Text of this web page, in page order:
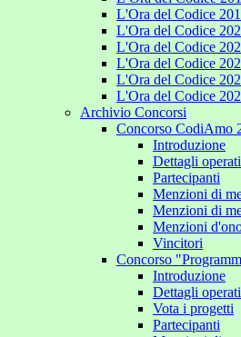
L'Ora del Codice
L'Ora del Codice
L'Ora del Codice
L'Ora del Codice
L'Ora del Codice
L'Ora del Codice
Archivio Concorsi
Concorso CodiAmo
Introduzione
Dettagli
Partecipanti
Menzioni di
Menzioni di
Menzioni
Vincitori
Concorso
Introduzione
Dettagli
Vota i progetti
Partecipanti